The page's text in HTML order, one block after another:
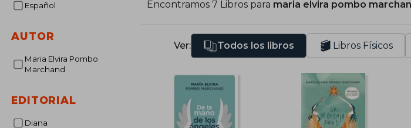
Español
AUTOR
Maria Elvira Pombo
Marchand
EDITORIAL
Diana
los ángeles en familia y Un
espiritualidad, han sido bien
premios literarios específicos.
Encontramos 7 Libros para maria elvira pombo
Ver: Todos los libros Libros Físicos